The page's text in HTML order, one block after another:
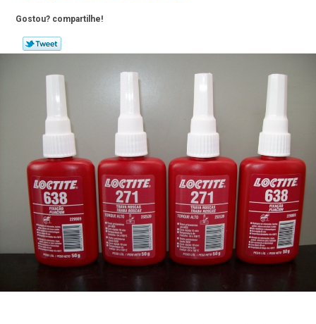
Gostou? compartilhe!